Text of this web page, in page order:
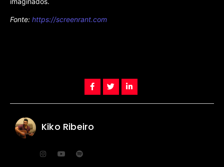
Fonte: https://screenrant.com
Kiko Ribeiro